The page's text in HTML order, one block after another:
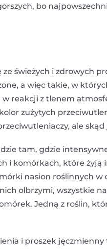
bo
ze świeżych i zdrowych
a więc takie, w
reakcji z tlenem
zużytych
ale skąd
tam, gdzie
i komórkach, które żyją
nasion roślinnych w
olbrzymi, wszystkie
Jedną z roślin,
i proszek